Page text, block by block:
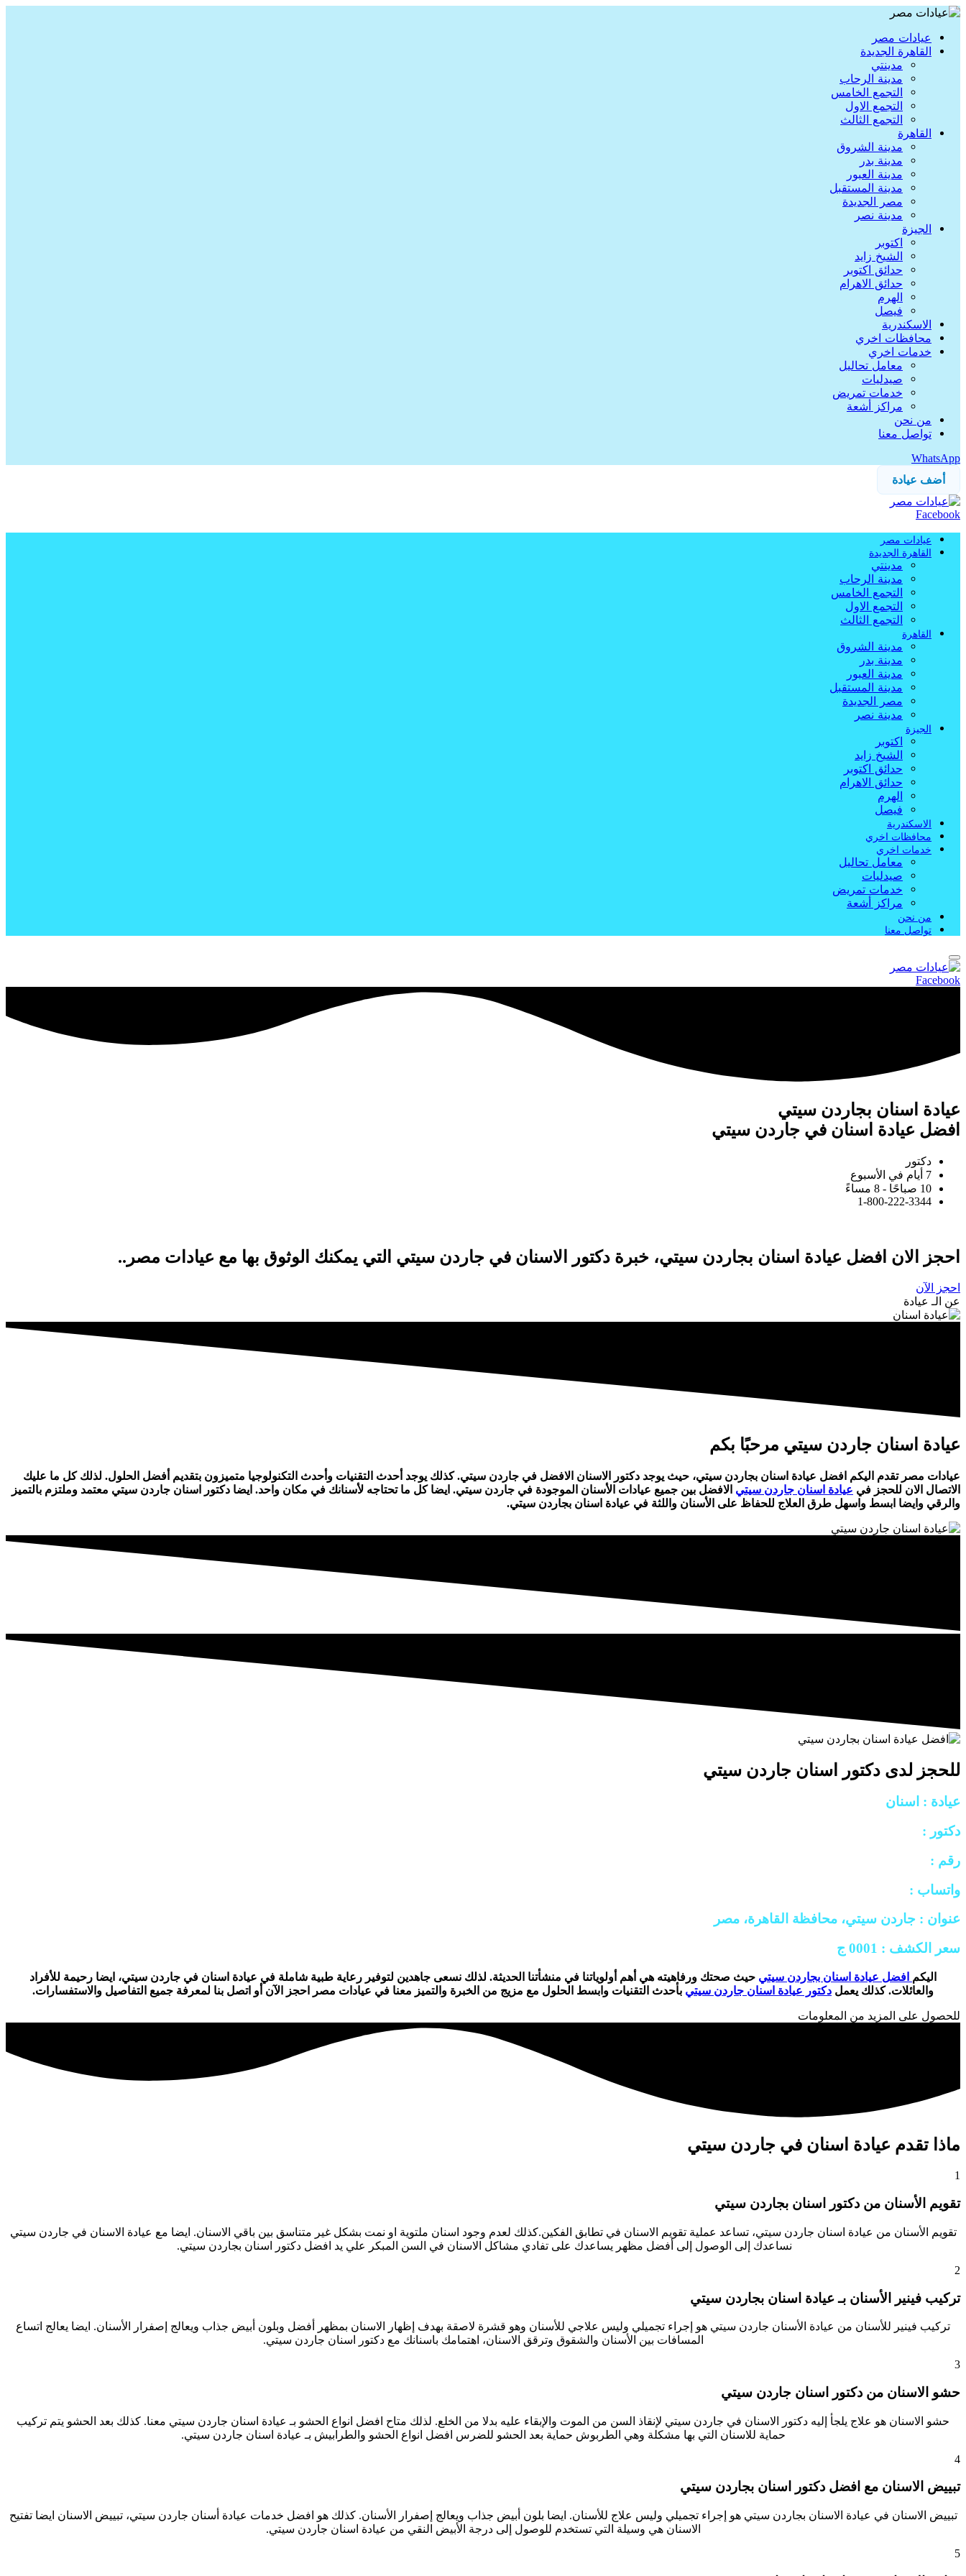
عيادات مصر
القاهرة الجديدة
مدينتي
مدينة الرحاب
التجمع الخامس
التجمع الاول
التجمع الثالث
القاهرة
مدينة الشروق
مدينة بدر
مدينة العبور
مدينة المستقبل
مصر الجديدة
مدينة نصر
الجيزة
اكتوبر
الشيخ زايد
حدائق اكتوبر
حدائق الاهرام
الهرم
فيصل
الاسكندرية
محافظات اخري
خدمات اخري
معامل تحاليل
صيدليات
خدمات تمريض
مراكز أشعة
من نحن
تواصل معنا
WhatsApp
أضف عيادة
Facebook
عيادات مصر
القاهرة الجديدة
مدينتي
مدينة الرحاب
التجمع الخامس
التجمع الاول
التجمع الثالث
القاهرة
مدينة الشروق
مدينة بدر
مدينة العبور
مدينة المستقبل
مصر الجديدة
مدينة نصر
الجيزة
اكتوبر
الشيخ زايد
حدائق اكتوبر
حدائق الاهرام
الهرم
فيصل
الاسكندرية
محافظات اخري
خدمات اخري
معامل تحاليل
صيدليات
خدمات تمريض
مراكز أشعة
من نحن
تواصل معنا
Facebook
عيادة اسنان بجاردن سيتي
افضل عيادة اسنان في جاردن سيتي
دكتور
7 أيام في الأسبوع
10 صباحًا - 8 مساءً
1-800-222-3344
احجز الان افضل عيادة اسنان بجاردن سيتي، خبرة دكتور الاسنان في جاردن سيتي التي يمكنك الوثوق بها مع عيادات مصر..
احجز الآن
عن الـ عيادة
عيادة اسنان جاردن سيتي مرحبًا بكم
عيادات مصر تقدم اليكم افضل عيادة اسنان بجاردن سيتي، حيث يوجد دكتور الاسنان الافضل في جاردن سيتي. كذلك يوجد أحدث التقنيات وأحدث التكنولوجيا متميزون بتقديم أفضل الحلول. لذلك كل ما عليك
الاتصال الان للحجز في عيادة اسنان جاردن سيتي الافضل بين جميع عيادات الأسنان الموجودة في جاردن سيتي. ايضا كل ما تحتاجه لأسنانك في مكان واحد. ايضا دكتور اسنان جاردن سيتي معتمد وملتزم بالتميز
والرقي وايضا ابسط واسهل طرق العلاج للحفاظ على الأسنان واللثة في عيادة اسنان بجاردن سيتي.
للحجز لدى دكتور اسنان جاردن سيتي
عيادة : اسنان
دكتور :
رقم :
واتساب :
عنوان : جاردن سيتي، محافظة القاهرة، مصر
سعر الكشف : 0001 ج
اليكم افضل عيادة اسنان بجاردن سيتي حيث صحتك ورفاهيته هي أهم أولوياتنا في منشأتنا الحديثة. لذلك نسعى جاهدين لتوفير رعاية طبية شاملة في عيادة اسنان في جاردن سيتي، ايضا رحيمة للأفراد
والعائلات. كذلك يعمل دكتور عيادة اسنان جاردن سيتي بأحدث التقنيات وابسط الحلول مع مزيج من الخبرة والتميز معنا في عيادات مصر احجز الآن أو اتصل بنا لمعرفة جميع التفاصيل والاستفسارات.
للحصول على المزيد من المعلومات
ماذا تقدم عيادة اسنان في جاردن سيتي
1
تقويم الأسنان من دكتور اسنان بجاردن سيتي
تقويم الأسنان من عيادة اسنان جاردن سيتي، تساعد عملية تقويم الاسنان في تطابق الفكين.كذلك لعدم وجود اسنان ملتوية او نمت بشكل غير متناسق بين باقي الاسنان. ايضا مع عيادة الاسنان في جاردن سيتي
نساعدك إلى الوصول إلى أفضل مظهر يساعدك على تفادي مشاكل الاسنان في السن المبكر علي يد افضل دكتور اسنان بجاردن سيتي.
2
تركيب فينير الأسنان بـ عيادة اسنان بجاردن سيتي
تركيب فينير للأسنان من عيادة الأسنان جاردن سيتي هو إجراء تجميلي وليس علاجي للأسنان وهو قشرة لاصقة بهدف إظهار الاسنان بمظهر أفضل وبلون أبيض جذاب ويعالج إصفرار الأسنان. ايضا يعالج اتساع
المسافات بين الأسنان والشقوق وترقق الاسنان، اهتمامك باسنانك مع دكتور اسنان جاردن سيتي.
3
حشو الاسنان من دكتور اسنان جاردن سيتي
حشو الاسنان هو علاج يلجأ إليه دكتور الاسنان في جاردن سيتي لإنقاذ السن من الموت والإبقاء عليه بدلا من الخلع. لذلك متاح افضل انواع الحشو بـ عيادة اسنان جاردن سيتي معنا. كذلك بعد الحشو يتم تركيب
حماية للاسنان التي بها مشكلة وهي الطربوش حماية بعد الحشو للضرس افضل انواع الحشو والطرابيش بـ عيادة اسنان جاردن سيتي.
4
تبييض الاسنان مع افضل دكتور اسنان بجاردن سيتي
تبييض الاسنان في عيادة الاسنان بجاردن سيتي هو إجراء تجميلي وليس علاج للأسنان. ايضا بلون أبيض جذاب ويعالج إصفرار الأسنان. كذلك هو افضل خدمات عيادة أسنان جاردن سيتي، تبييض الاسنان ايضا تفتيح
الاسنان هي وسيلة التي تستخدم للوصول إلى درجة الأبيض النقي من عيادة اسنان جاردن سيتي.
5